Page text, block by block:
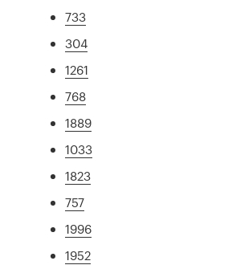
733
304
1261
768
1889
1033
1823
757
1996
1952